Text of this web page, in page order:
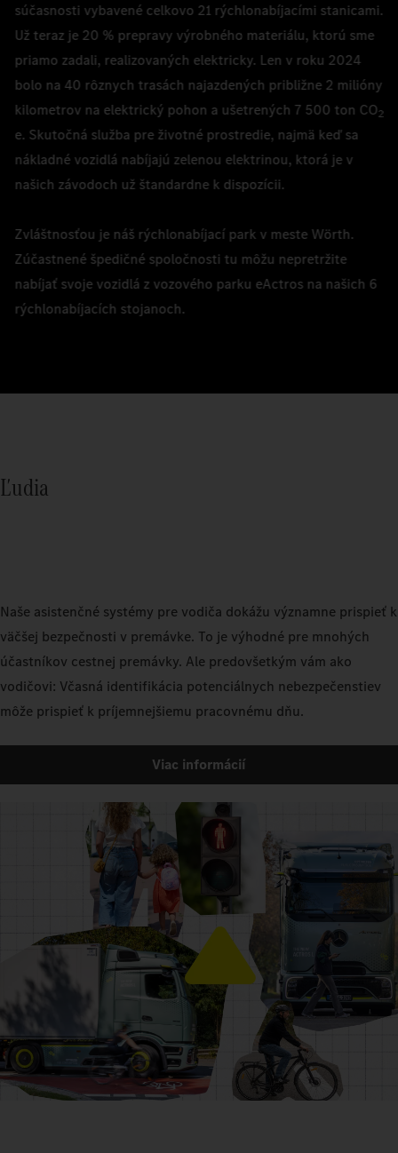
súčasnosti vybavené celkovo 21 rýchlonabíjacími stanicami.
Už teraz je 20 % prepravy výrobného materiálu, ktorú sme
priamo zadali, realizovaných elektricky. Len v roku 2024
bolo na 40 rôznych trasách najazdených približne 2 milióny
kilometrov na elektrický pohon a ušetrených 7 500 ton CO2
e. Skutočná služba pre životné prostredie, najmä keď sa
nákladné vozidlá nabíjajú zelenou elektrinou, ktorá je v
našich závodoch už štandardne k dispozícii.
Zvláštnosťou je náš rýchlonabíjací park v meste Wörth.
Zúčastnené špedičné spoločnosti tu môžu nepretržite
nabíjať svoje vozidlá z vozového parku eActros na našich 6
rýchlonabíjacích stojanoch.
Ľudia
Naše asistenčné systémy pre vodiča dokážu významne prispieť k
väčšej bezpečnosti v premávke. To je výhodné pre mnohých
účastníkov cestnej premávky. Ale predovšetkým vám ako
vodičovi: Včasná identifikácia potenciálnych nebezpečenstiev
môže prispieť k príjemnejšiemu pracovnému dňu.
Viac informácií